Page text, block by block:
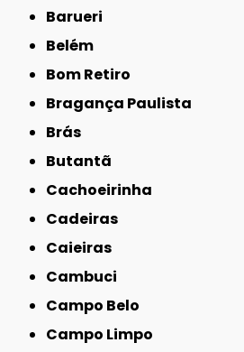
Barueri
Belém
Bom Retiro
Bragança Paulista
Brás
Butantã
Cachoeirinha
Cadeiras
Caieiras
Cambuci
Campo Belo
Campo Limpo